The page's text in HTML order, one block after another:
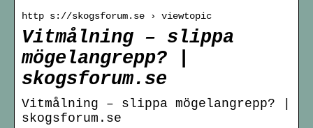
http s://skogsforum.se › viewtopic
Vitmålning – slippa
mögelangrepp? |
skogsforum.se
Vitmålning – slippa mögelangrepp? |
skogsforum.se